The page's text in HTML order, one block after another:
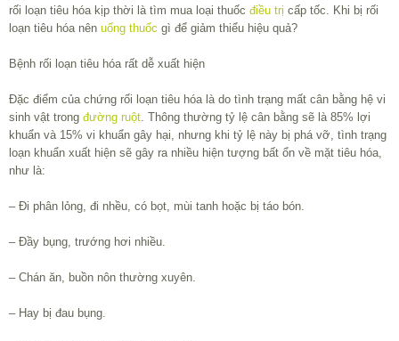
rối loạn tiêu hóa kịp thời là tìm mua loại thuốc điều trị cấp tốc. Khi bị rối
loạn tiêu hóa nên uống thuốc gì để giảm thiểu hiệu quả?
Bệnh rối loạn tiêu hóa rất dễ xuất hiện
Đặc điểm của chứng rối loạn tiêu hóa là do tình trạng mất cân bằng hệ vi
sinh vật trong đường ruột. Thông thường tỷ lệ cân bằng sẽ là 85% lợi
khuẩn và 15% vi khuẩn gây hại, nhưng khi tỷ lệ này bị phá vỡ, tình trạng
loạn khuẩn xuất hiện sẽ gây ra nhiều hiện tượng bất ổn về mặt tiêu hóa,
như là:
– Đi phân lỏng, đi nhều, có bọt, mùi tanh hoặc bị táo bón.
– Đầy bụng, trướng hơi nhiều.
– Chán ăn, buồn nôn thường xuyên.
– Hay bị đau bụng.